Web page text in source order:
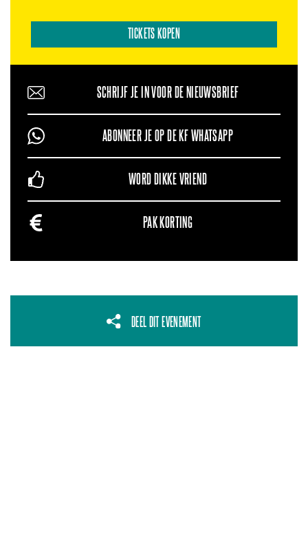
TICKETS KOPEN
SCHRIJF JE IN VOOR DE NIEUWSBRIEF
ABONNEER JE OP DE KF WHATSAPP
WORD DIKKE VRIEND
PAK KORTING
DEEL DIT EVENEMENT